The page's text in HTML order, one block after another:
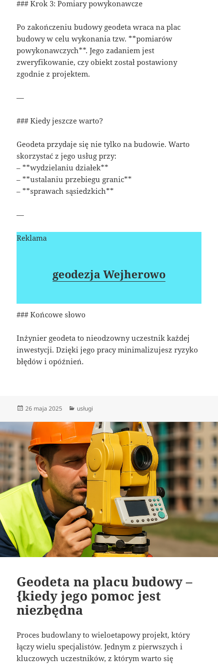
### Krok 3: Pomiary powykonawcze
Po zakończeniu budowy geodeta wraca na plac
budowy w celu wykonania tzw. **pomiarów
powykonawczych**. Jego zadaniem jest
zweryfikowanie, czy obiekt został postawiony
zgodnie z projektem.
—
### Kiedy jeszcze warto?
Geodeta przydaje się nie tylko na budowie. Warto
skorzystać z jego usług przy:
– **wydzielaniu działek**
– **ustalaniu przebiegu granic**
– **sprawach sąsiedzkich**
—
Reklama
geodezja Wejherowo
### Końcowe słowo
Inżynier geodeta to nieodzowny uczestnik każdej
inwestycji. Dzięki jego pracy minimalizujesz ryzyko
błędów i opóźnień.
Data
26 maja 2025 Kategorie
usługi
Geodeta na placu budowy –
{kiedy jego pomoc jest
niezbędna
Proces budowlany to wieloetapowy projekt, który
łączy wielu specjalistów. Jednym z pierwszych i
kluczowych uczestników, z którym warto się